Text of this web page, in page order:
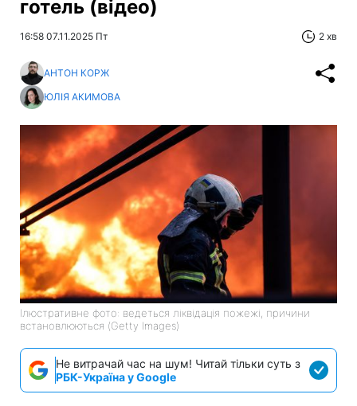
готель (відео)
16:58 07.11.2025 Пт 2 хв
АНТОН КОРЖ
ЮЛІЯ АКИМОВА
Ілюстративне фото: ведеться ліквідація пожежі, причини
встановлюються (Getty Images)
Не витрачай час на шум! Читай тільки суть з
РБК-Україна у Google